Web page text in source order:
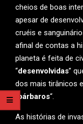
cheios de boas
apesar de
cruéis e
afinal de contas a
planeta é feita de
“desenvolvidas”
dos mais tirânicos
bárbaros“.
As histórias de